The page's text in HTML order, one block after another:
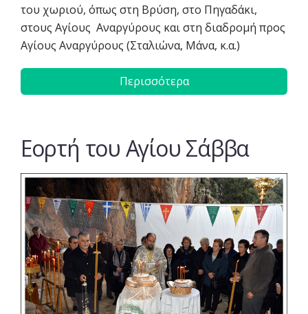
του χωριού, όπως στη Βρύση, στο Πηγαδάκι,
στους Αγίους Αναργύρους και στη διαδρομή προς
Αγίους Αναργύρους (Σταλιώνα, Μάνα, κ.α.)
Περισσότερα
Eoρτή του Αγίου Σάββα